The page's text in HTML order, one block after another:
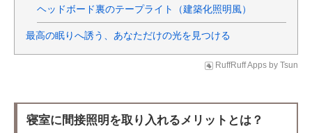
ヘッドボード裏のテープライト（建築化照明風）
最高の眠りへ誘う、あなただけの光を見つける
RuffRuff Apps by Tsun
寝室に間接照明を取り入れるメリットとは？